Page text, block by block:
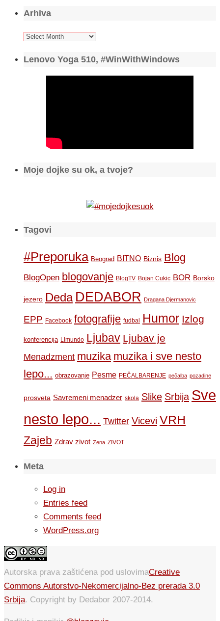
Arhiva
Arhiva
Lenovo Yoga 510, #WinWithWindows
Moje dojke su ok, a tvoje?
Tagovi
#Preporuka Beograd BITNO Biznis Blog
BlogOpen blogovanje BlogTV Bojan Cukic BOR Borsko
jezero Deda DEDABOR Dragana Djermanovic
EPP Facebook fotografije fudbal Humor Izlog
konferencija Limundo Ljubav Ljubav je
Menadzment muzika muzika i sve nesto
lepo... obrazovanje Pesme PEČALBARENJE pečalba pozadine
prosveta Savremeni menadzer skola Slike Srbija Sve
nesto lepo... Twitter Vicevi VRH
Zajeb Zdrav zivot Zena ZIVOT
Meta
Log in
Entries feed
Comments feed
WordPress.org
Autorska prava zaštićena pod uslovimaCreative
Commons Autorstvo-Nekomercijalno-Bez prerada 3.0
Srbija. Copyright by Dedabor 2007-2014.